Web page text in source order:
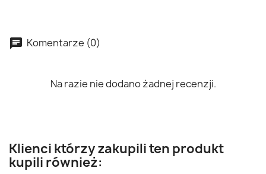
Komentarze (0)
Na razie nie dodano żadnej recenzji.
Klienci którzy zakupili ten produkt
kupili również: